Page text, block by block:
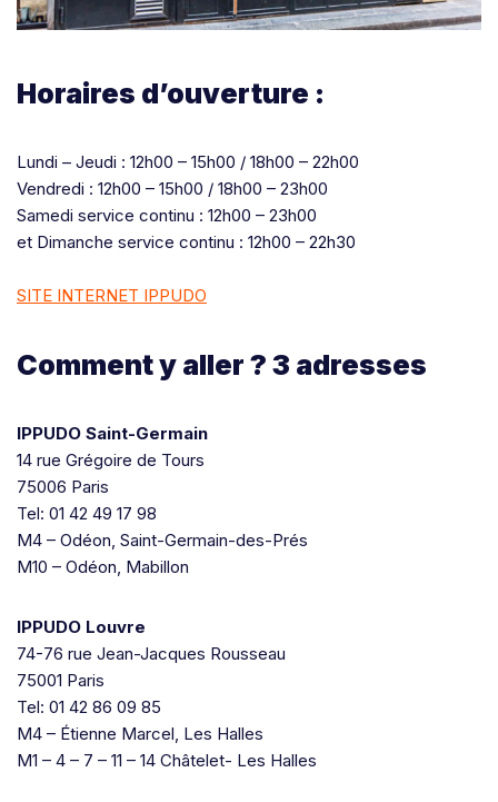
Horaires d’ouverture :
Lundi – Jeudi : 12h00 – 15h00 / 18h00 – 22h00
Vendredi : 12h00 – 15h00 / 18h00 – 23h00
Samedi service continu : 12h00 – 23h00
et Dimanche service continu : 12h00 – 22h30
SITE INTERNET IPPUDO
Comment y aller ? 3 adresses
IPPUDO Saint-Germain
14 rue Grégoire de Tours
75006 Paris
Tel: 01 42 49 17 98
M4 – Odéon, Saint-Germain-des-Prés
M10 – Odéon, Mabillon
IPPUDO Louvre
74-76 rue Jean-Jacques Rousseau
75001 Paris
Tel: 01 42 86 09 85
M4 – Étienne Marcel, Les Halles
M1 – 4 – 7 – 11 – 14 Châtelet- Les Halles